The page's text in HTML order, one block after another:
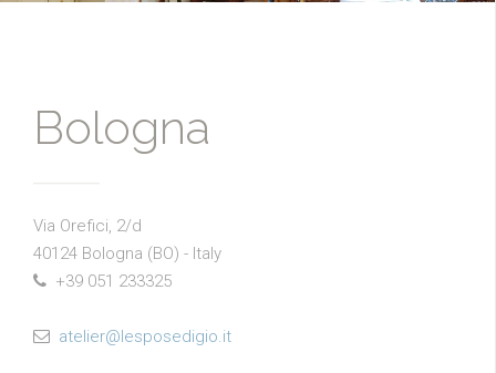
Bologna
Via Orefici, 2/d
40124 Bologna (BO) - Italy
+39 051 233325
atelier@lesposedigio.it